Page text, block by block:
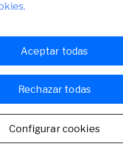
Política de cookiesPolítica de
Plaza Cataluña, 1, 08201
English
Español
Configurar cookies
Rechazar todas
Aceptar todas